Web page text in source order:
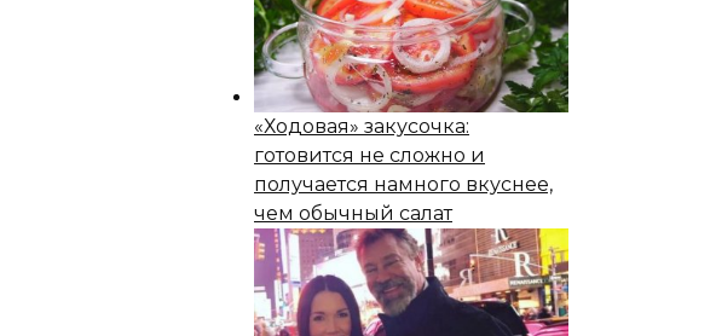
«Ходовая» закусочка:
готовится не сложно и
получается намного вкуснее,
чем обычный салат